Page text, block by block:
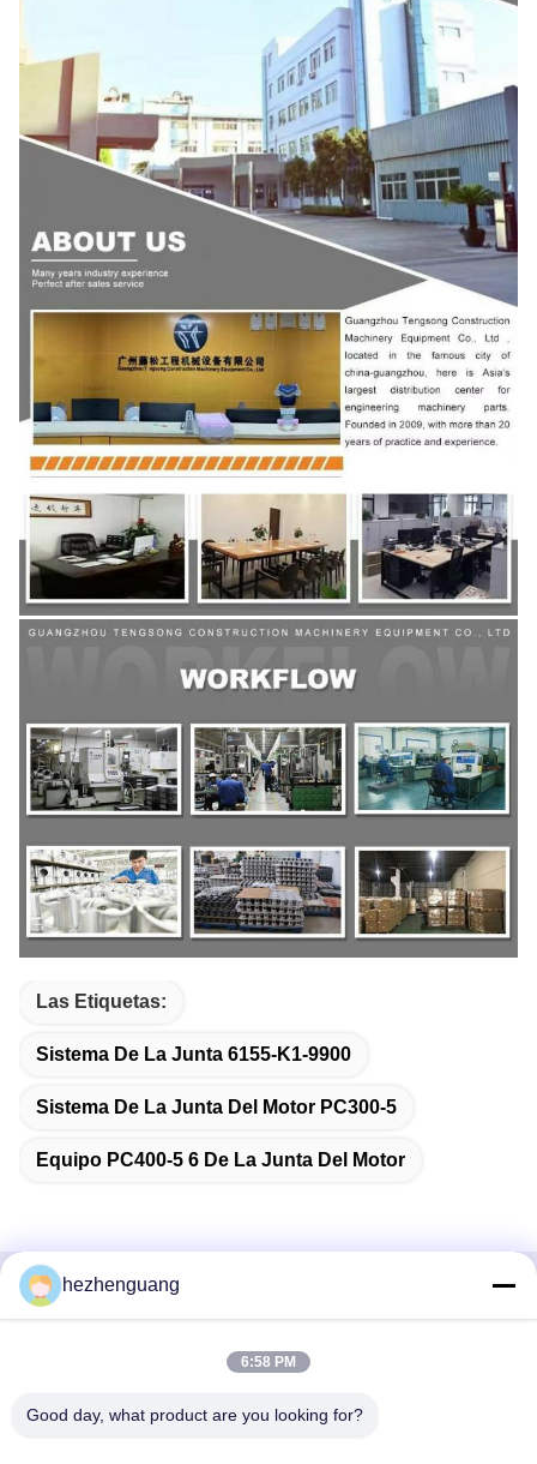
Las Etiquetas:
Sistema De La Junta 6155-K1-9900
Sistema De La Junta Del Motor PC300-5
Equipo PC400-5 6 De La Junta Del Motor
Contacto rápido
avenida de Zhongshan, distrito de Tianhe, Guangzhou,
hezhenguang
6:58 PM
Good day, what product are you looking for?